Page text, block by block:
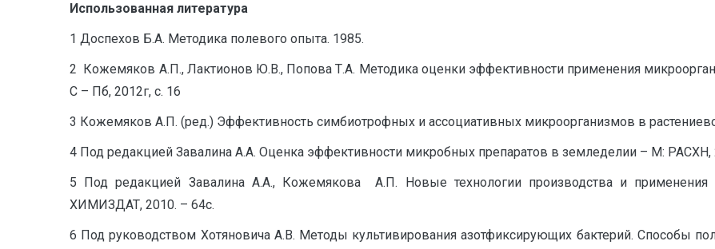
Использованная литература
1 Доспехов Б.А. Методика полевого опыта. 1985.
2 Кожемяков А.П., Лактионов Ю.В., Попова Т.А. Методика оценки эффективности применения
С – Пб, 2012г, с. 16
3 Кожемяков А.П. (ред.) Эффективность симбиотрофных и ассоциативных микроорганизмов в
4 Под редакцией Завалина А.А. Оценка эффективности микробных препаратов в земледелии – М: РАСХН,
5 Под редакцией Завалина А.А., Кожемякова А.П. Новые технологии производства и применения
ХИМИЗДАТ, 2010. – 64с.
6 Под руководством Хотяновича А.В. Методы культивирования азотфиксирующих бактерий. Способы